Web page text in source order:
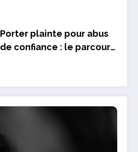
Porter plainte pour abus
de confiance : le parcours